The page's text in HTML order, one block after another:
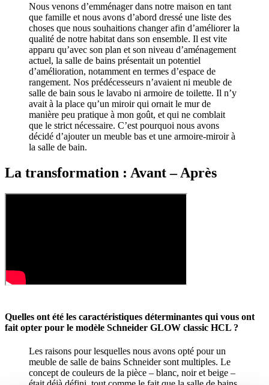
Nous venons d’emménager dans notre maison en tant
que famille et nous avons d’abord dressé une liste des
choses que nous souhaitions changer afin d’améliorer la
qualité de notre habitat dans son ensemble. Il est vite
apparu qu’avec son plan et son niveau d’aménagement
actuel, la salle de bains présentait un potentiel
d’amélioration, notamment en termes d’espace de
rangement. Nos prédécesseurs n’avaient ni meuble de
salle de bain sous le lavabo ni armoire de toilette. Il n’y
avait à la place qu’un miroir qui ornait le mur de
manière peu pratique à mon goût, et qui ne comblait
que le strict nécessaire. C’est pourquoi nous avons
décidé d’ajouter un meuble bas et une armoire-miroir à
la salle de bain.
La transformation : Avant – Après
Quelles ont été les caractéristiques déterminantes qui vous ont
fait opter pour le modèle Schneider GLOW classic HCL ?
Les raisons pour lesquelles nous avons opté pour un
meuble de salle de bains Schneider sont multiples. Le
concept de couleurs de la pièce – blanc, noir et beige –